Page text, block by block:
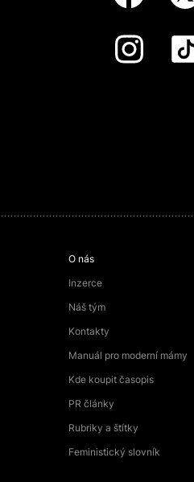
O nás
Inzerce
Náš tým
Kontakty
Manuál pro moderní mámy
Kde koupit časopis
PR články
Rubriky a štítky
Feministický slovník